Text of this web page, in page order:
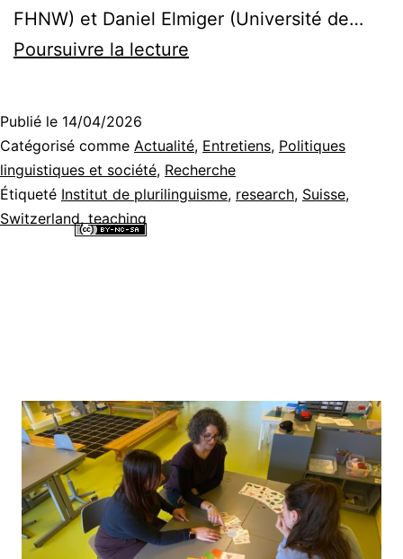
FHNW) et Daniel Elmiger (Université de…
Poursuivre la lecture
que
… »
–
Elmiger
[Interview]
Publié le 14/04/2026
Catégorisé comme Actualité, Entretiens, Politiques
linguistiques et société, Recherche
Étiqueté Institut de plurilinguisme, research, Suisse,
Switzerland, teaching